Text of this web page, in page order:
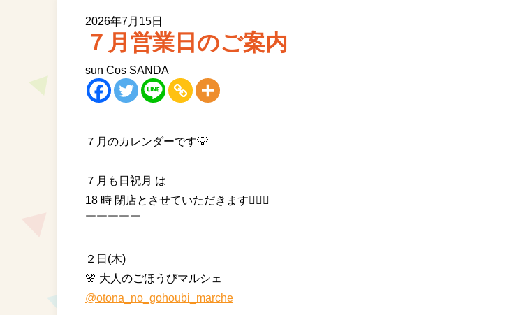
2026年7月15日
７月営業日のご案内
sun Cos SANDA
７月のカレンダーです💡⁡
７月も日祝月 は
⁡18 時 閉店とさせていただきます🙇🏻‍♀️ ⁡
￣￣￣￣￣⁡
２日(木)⁡⁡⁡⁡
⁡🌸 ⁡大人のごほうびマルシェ⁡
@otona_no_gohoubi_marche